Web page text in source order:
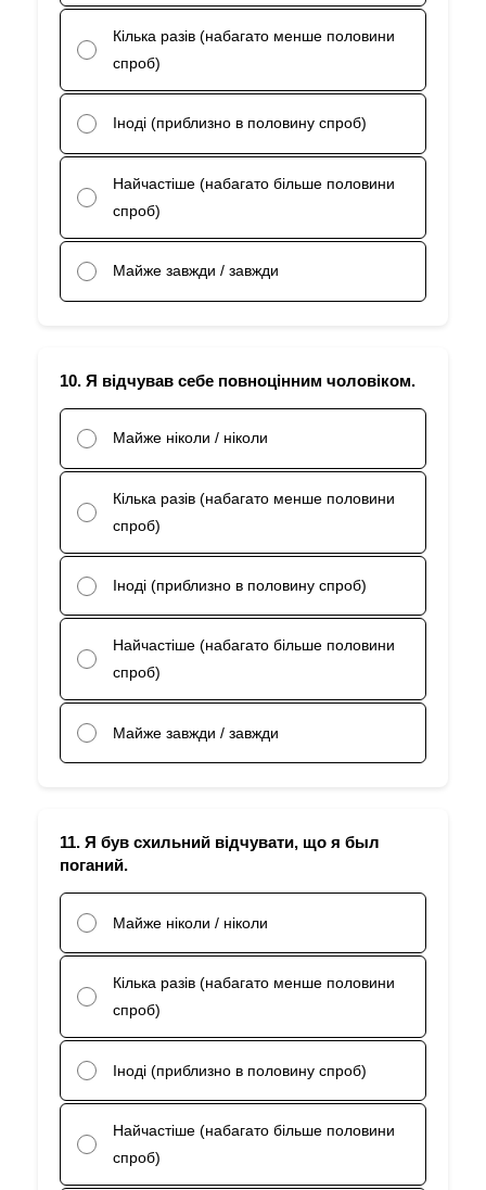
Кілька разів (набагато менше половини
спроб)
Іноді (приблизно в половину спроб)
Найчастіше (набагато більше половини
спроб)
Майже завжди / завжди
10. Я відчував себе повноцінним чоловіком.
Майже ніколи / ніколи
Кілька разів (набагато менше половини
спроб)
Іноді (приблизно в половину спроб)
Найчастіше (набагато більше половини
спроб)
Майже завжди / завжди
11. Я був схильний відчувати, що я был
поганий.
Майже ніколи / ніколи
Кілька разів (набагато менше половини
спроб)
Іноді (приблизно в половину спроб)
Найчастіше (набагато більше половини
спроб)